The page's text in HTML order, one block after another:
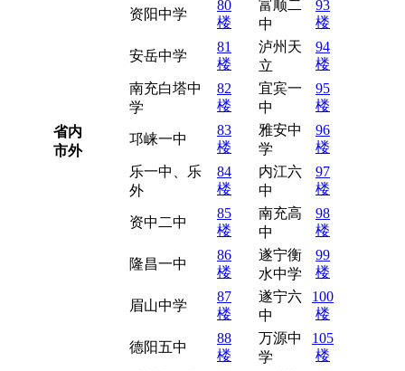
省内
市外
资阳中学
80
楼
富顺二
中
93
楼
安岳中学
81
楼
泸州天
立
94
楼
南充白塔中
学
82
楼
宜宾一
中
95
楼
邛崃一中
83
楼
雅安中
学
96
楼
乐一中、乐
外
84
楼
内江六
中
97
楼
资中二中
85
楼
南充高
中
98
楼
隆昌一中
86
楼
遂宁衡
水中学
99
楼
眉山中学
87
楼
遂宁六
中
100
楼
德阳五中
88
楼
万源中
学
105
楼